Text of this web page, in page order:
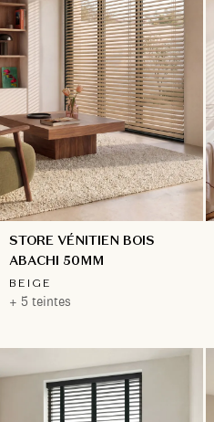
STORE VÉNITIEN BOIS
ABACHI 50MM
BEIGE
+ 5 teintes